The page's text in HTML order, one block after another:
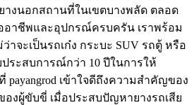
งนอกสถานที่ในเขตบางพลัด ตลอด
อาชีพและอุปกรณ์ครบครัน เราพร้อม
จะเป็นรถเก๋ง กระบะ SUV รถตู้ หรือ
ระสบการณ์กว่า 10 ปีในการให้
เข้าใจดีถึงความสำคัญของ
งผู้ขับขี่ เมื่อประสบปัญหายางรถเสีย